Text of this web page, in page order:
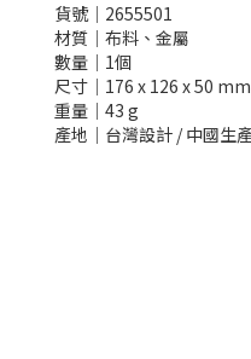
貨號│2655501
材質│布料、金屬
數量│1個
尺寸│176 x 126 x 50 mm
重量│43 g
產地│台灣設計 / 中國生